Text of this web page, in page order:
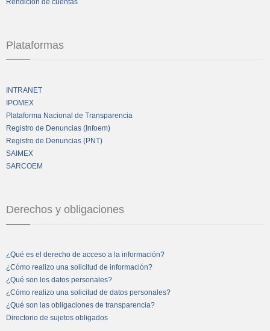
Plataformas
INTRANET
IPOMEX
Plataforma Nacional de Transparencia
Registro de Denuncias (Infoem)
Registro de Denuncias (PNT)
SAIMEX
SARCOEM
Derechos y obligaciones
¿Qué es el derecho de acceso a la información?
¿Cómo realizo una solicitud de información?
¿Qué son los datos personales?
¿Cómo realizo una solicitud de datos personales?
¿Qué son las obligaciones de transparencia?
Directorio de sujetos obligados